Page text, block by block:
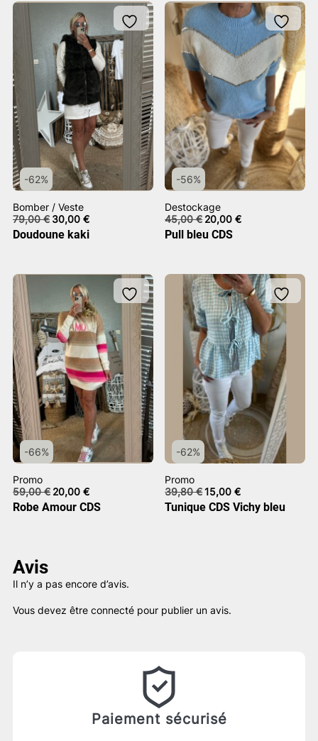
-62%
Bomber / Veste
79,00€ Le
prix
initial
30,00 €Le
prix
actuel
Doudoune kaki
-56%
Destockage
45,00€ Le
prix
initial
20,00€Le
Pull bleu CDS
-66%
Promo
59,00€ Le
prix
initial
20,00 €Le
prix
actuel
Robe Amour CDS
-62%
Promo
39,80€Le
prix
initial
15,00€Le
prix
actuel
Tunique CDS Vichy bleu
Avis
Il n’y a pas encore d’avis.
Vous devez être connecté pour publier un avis.
Paiement sécurisé